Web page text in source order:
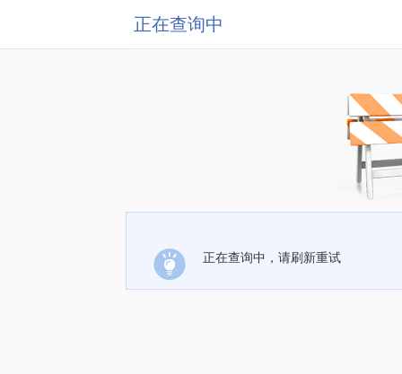
正在查询中
正在查询中，请刷新重试